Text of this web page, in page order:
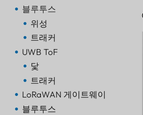
뛰
블루투스
위성
트래커
UWB ToF
닻
트래커
LoRaWAN 게이트웨이
블루투스